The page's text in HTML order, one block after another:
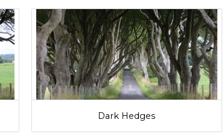
Dark Hedges